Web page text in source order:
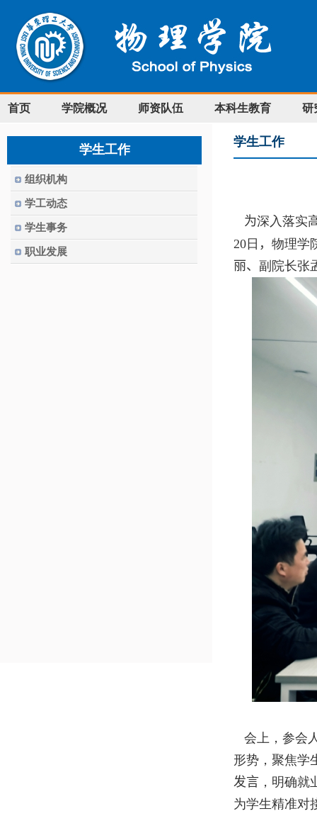
首页 学院概况 师资队伍 本科生教育 研
学生工作
组织机构
学工动态
学生事务
职业发展
学生工作
为深入落实
20 日 ， 物理学
丽、 副院长张
会上，参会
形势，聚焦学
发言 ，明确
为学生精准对